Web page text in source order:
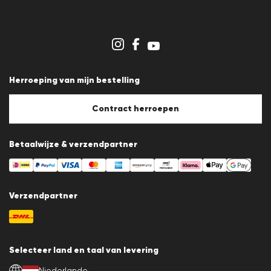
Afdruk
Cookiebeleid
Herroeping van mijn bestelling
Contract herroepen
Betaalwijze & verzendpartner
Verzendpartner
Selecteer land en taal van levering